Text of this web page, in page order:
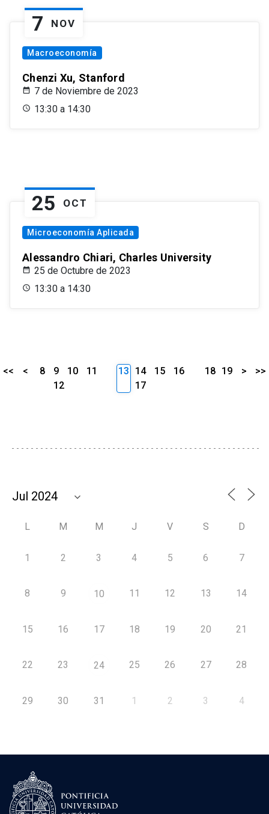
7 NOV
Macroeconomía
Chenzi Xu, Stanford
7 de Noviembre de 2023
13:30 a 14:30
25 OCT
Microeconomía Aplicada
Alessandro Chiari, Charles University
25 de Octubre de 2023
13:30 a 14:30
<< < 8 9 10
11
12
13 14 15
16
17
18 19 > >>
L M M J V S D
1 2 3 4 5 6 7
8 9 10 11 12 13 14
15 16 17 18 19 20 21
22 23 24 25 26 27 28
29 30 31 1 2 3 4